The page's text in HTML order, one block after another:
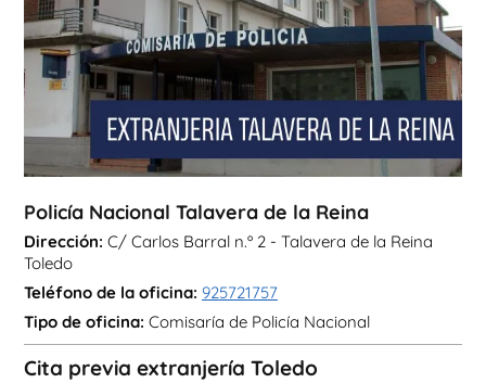
Policía Nacional Talavera de la Reina
Dirección: C/ Carlos Barral n.º 2 - Talavera de la Reina
Toledo
Teléfono de la oficina: 925721757
Tipo de oficina: Comisaría de Policía Nacional
Cita previa extranjería Toledo